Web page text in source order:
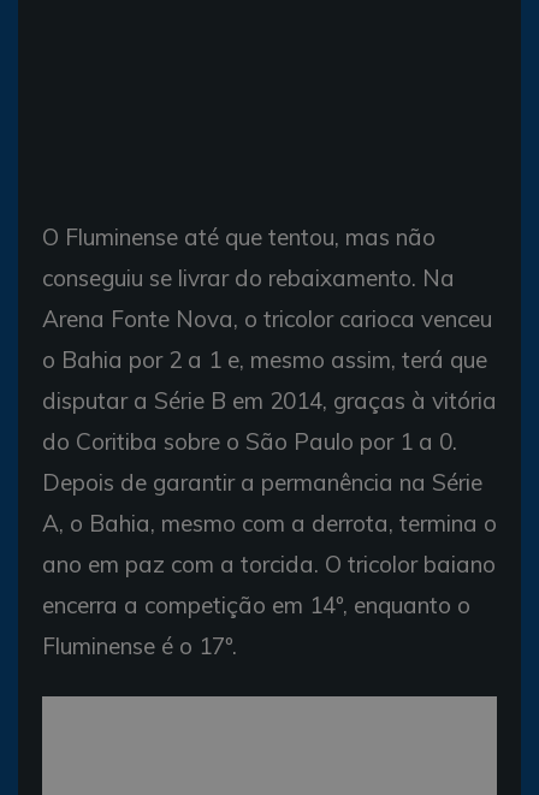
O Fluminense até que tentou, mas não
conseguiu se livrar do rebaixamento. Na
Arena Fonte Nova, o tricolor carioca venceu
o Bahia por 2 a 1 e, mesmo assim, terá que
disputar a Série B em 2014, graças à vitória
do Coritiba sobre o São Paulo por 1 a 0.
Depois de garantir a permanência na Série
A, o Bahia, mesmo com a derrota, termina o
ano em paz com a torcida. O tricolor baiano
encerra a competição em 14º, enquanto o
Fluminense é o 17º.